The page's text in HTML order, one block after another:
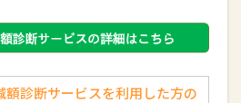
額診断サービスを利用した方の